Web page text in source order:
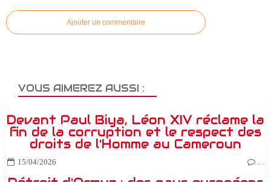
Ajouter un commentaire
VOUS AIMEREZ AUSSI :
Devant Paul Biya, Léon XIV réclame la
fin de la corruption et le respect des
droits de l'Homme au Cameroun
15/04/2026 …